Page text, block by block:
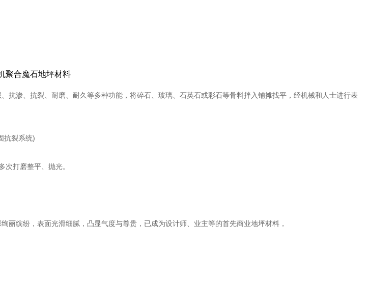
渗、抗裂、耐磨、耐久等多种功能，将碎石、玻璃、石英石或彩石等骨料拌入铺摊找平，经机械和人士进行表
抗裂系统)
打磨整平、抛光。
缤纷，表面光滑细腻，凸显气度与尊贵，已成为设计师、业主等的首先商业地坪材料，